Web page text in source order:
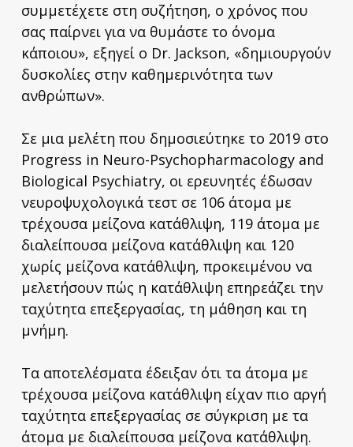
συμμετέχετε στη συζήτηση, ο χρόνος που
σας παίρνει για να θυμάστε το όνομα
κάποιου», εξηγεί ο Dr. Jackson, «δημιουργούν
δυσκολίες στην καθημερινότητα των
ανθρώπων».
Σε μια μελέτη που δημοσιεύτηκε το 2019 στο
Progress in Neuro-Psychopharmacology and
Biological Psychiatry, οι ερευνητές έδωσαν
νευροψυχολογικά τεστ σε 106 άτομα με
τρέχουσα μείζονα κατάθλιψη, 119 άτομα με
διαλείπουσα μείζονα κατάθλιψη και 120
χωρίς μείζονα κατάθλιψη, προκειμένου να
μελετήσουν πώς η κατάθλιψη επηρεάζει την
ταχύτητα επεξεργασίας, τη μάθηση και τη
μνήμη.
Τα αποτελέσματα έδειξαν ότι τα άτομα με
τρέχουσα μείζονα κατάθλιψη είχαν πιο αργή
ταχύτητα επεξεργασίας σε σύγκριση με τα
άτομα με διαλείπουσα μείζονα κατάθλιψη.